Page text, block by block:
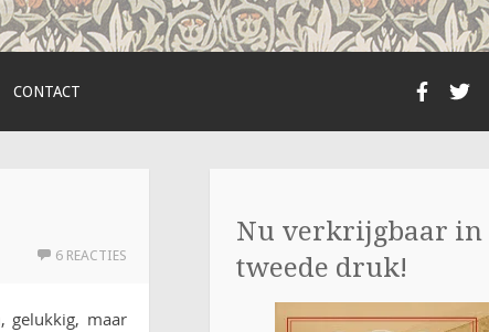
CONTACT
6 REACTIES
gelukkig, maar
Nu verkrijgbaar in
tweede druk!